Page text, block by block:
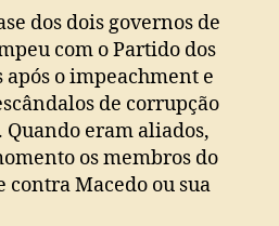
dos dois governos de
com o Partido dos
o impeachment e
de corrupção
Quando eram aliados,
os membros do
contra Macedo ou sua